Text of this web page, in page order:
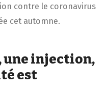
contre le coronavirus
cet automne.
une injection,
est